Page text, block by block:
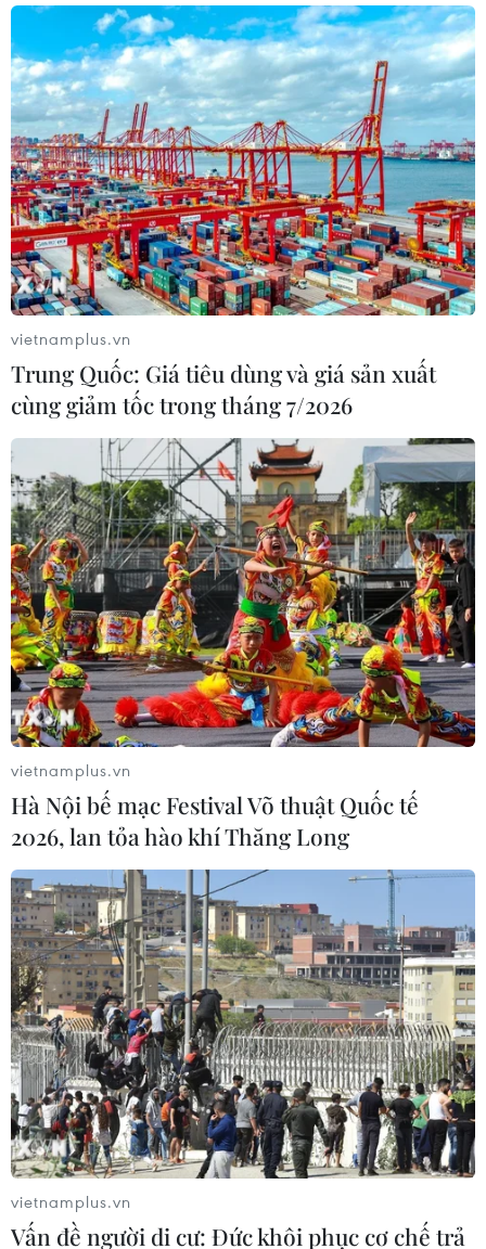
vietnamplus.vn
Trung Quốc: Giá tiêu dùng và giá sản xuất
cùng giảm tốc trong tháng 7/2026
vietnamplus.vn
Hà Nội bế mạc Festival Võ thuật Quốc tế
2026, lan tỏa hào khí Thăng Long
vietnamplus.vn
Vấn đề người di cư: Đức khôi phục cơ chế trả